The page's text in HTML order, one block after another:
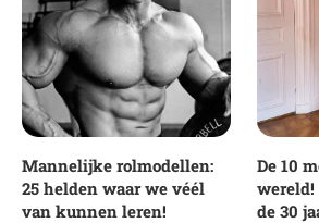
Mannelijke rolmodellen:
25 helden waar we véél
van kunnen leren!
De 10
wereld!
de 30